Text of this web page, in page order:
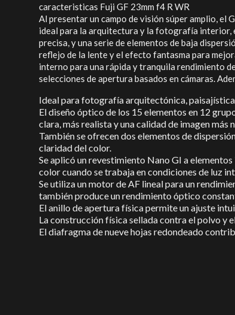
caracteristicas Fuji GF 23mm f4 R WR
Al presentar un campo de visión súper amplio, el
ideal para la arquitectura y la fotografía interior,
precisa, y una serie de elementos de baja
reflejo de la lente y el efecto fantasma para
interno para una rápida y tranquila rendimiento
selecciones de apertura basados en cámaras.
Ideal para fotografía arquitectónica,
El diseño óptico de los 15 elementos en 12
clara, más realista y una calidad de imagen más
También se ofrecen dos elementos de
claridad del color.
Se aplicó un revestimiento Nano GI a
color cuando se trabaja en condiciones de luz
Se utiliza un motor de AF lineal para un
también produce un rendimiento óptico
El anillo de apertura física permite un ajuste
La construcción física sellada contra el polvo y
El diafragma de nueve hojas redondeado